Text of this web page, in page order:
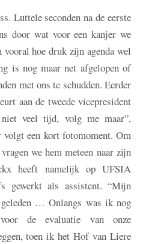
Luttele seconden na de eerste
door wat voor een kanjer we
vooral hoe druk zijn agenda wel
is nog maar net afgelopen of
met ons te schudden. Eerder
aan de tweede vicepresident
veel tijd, volg me maar”,
een kort fotomoment. Om
we hem meteen naar zijn
heeft namelijk op UFSIA
gewerkt als assistent. “Mijn
… Onlangs was ik nog
de evaluatie van onze
toen ik het Hof van Liere